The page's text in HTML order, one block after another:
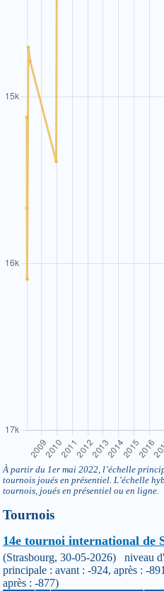
À partir du 1er mai 2022, l’échelle
tournois joués en présentiel. L’échelle
tournois, joués en présentiel ou en ligne.
Tournois
14e tournoi international de
(Strasbourg, 30-05-2026) niveau
principale : avant : -924, après : -
après : -877)